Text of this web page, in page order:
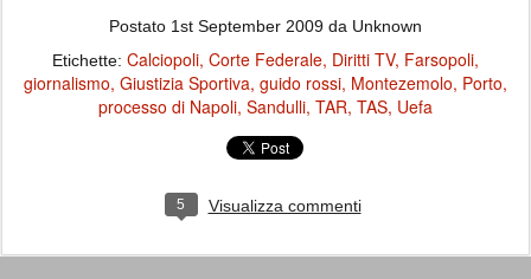
Postato 1st September 2009 da Unknown
Etichette: Calciopoli Corte Federale Diritti TV Farsopoli
giornalismo Giustizia Sportiva guido rossi Montezemolo Porto
processo di Napoli Sandulli TAR TAS Uefa
5 Visualizza commenti